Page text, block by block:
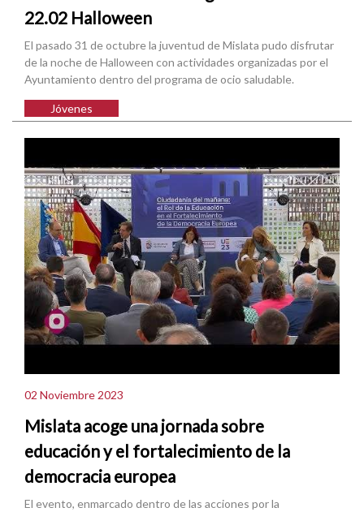
22.02 Halloween
El pasado 31 de octubre la juventud de Mislata pudo disfrutar
de la noche de Halloween con actividades organizadas por el
Ayuntamiento dentro del programa de ocio saludable.
Jóvenes
02 Noviembre 2023
Mislata acoge una jornada sobre
educación y el fortalecimiento de la
democracia europea
El evento, enmarcado dentro de las acciones por la